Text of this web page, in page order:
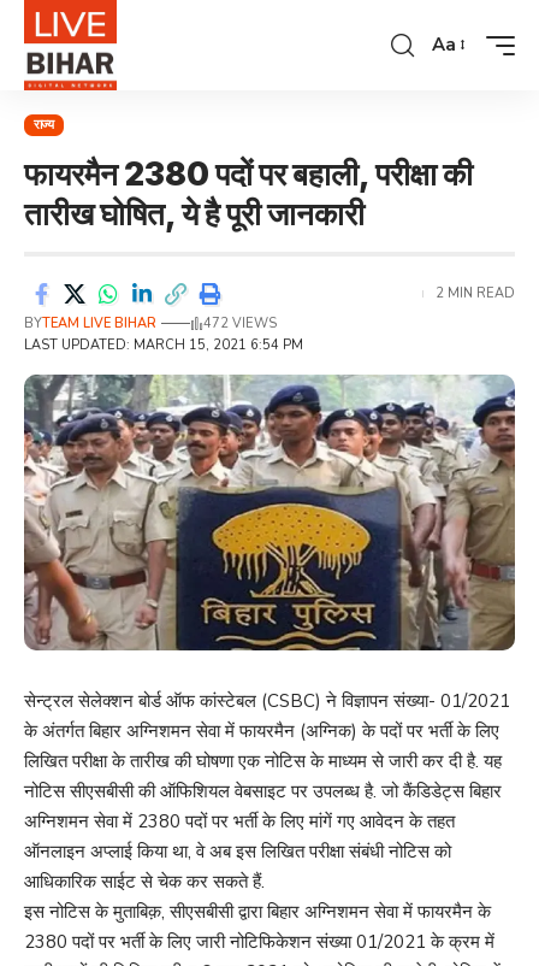
Aa
राज्य
फायरमैन 2380 पदों पर बहाली, परीक्षा की
तारीख घोषित, ये है पूरी जानकारी
LAST UPDATED: MARCH 15, 2021 6:54 PM
BYTEAM LIVE BIHAR 472 VIEWS
2 MIN READ
सेन्ट्रल सेलेक्शन बोर्ड ऑफ कांस्टेबल (CSBC) ने विज्ञापन संख्या- 01/2021
के अंतर्गत बिहार अग्निशमन सेवा में फायरमैन (अग्निक) के पदों पर भर्ती के लिए
लिखित परीक्षा के तारीख की घोषणा एक नोटिस के माध्यम से जारी कर दी है. यह
नोटिस सीएसबीसी की ऑफिशियल वेबसाइट पर उपलब्ध है. जो कैंडिडेट्स बिहार
अग्निशमन सेवा में 2380 पदों पर भर्ती के लिए मांगें गए आवेदन के तहत
ऑनलाइन अप्लाई किया था, वे अब इस लिखित परीक्षा संबंधी नोटिस को
आधिकारिक साईट से चेक कर सकते हैं.
इस नोटिस के मुताबिक़, सीएसबीसी द्वारा बिहार अग्निशमन सेवा में फायरमैन के
2380 पदों पर भर्ती के लिए जारी नोटिफिकेशन संख्या 01/2021 के क्रम में